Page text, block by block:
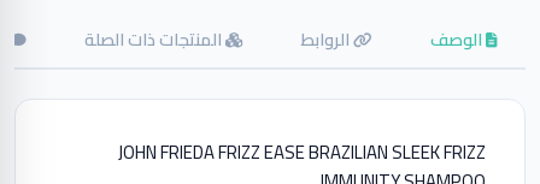
الوصف الروابط المنتجات ذات الصلة
JOHN FRIEDA FRIZZ EASE BRAZILIAN SLEEK FRIZZ